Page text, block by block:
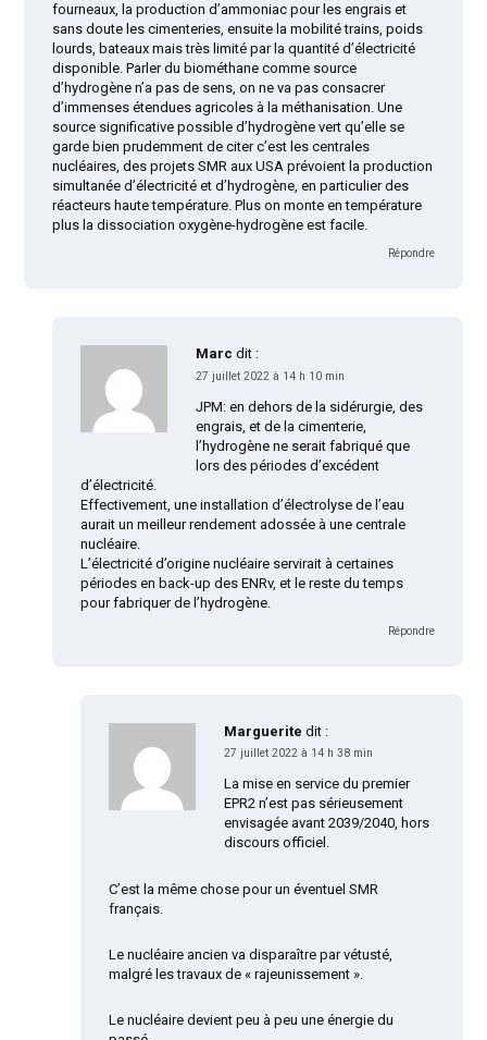
fourneaux, la production d’ammoniac pour les engrais et
sans doute les cimenteries, ensuite la mobilité trains, poids
lourds, bateaux mais très limité par la quantité d’électricité
disponible. Parler du biométhane comme source
d’hydrogène n’a pas de sens, on ne va pas consacrer
d’immenses étendues agricoles à la méthanisation. Une
source significative possible d’hydrogène vert qu’elle se
garde bien prudemment de citer c’est les centrales
nucléaires, des projets SMR aux USA prévoient la production
simultanée d’électricité et d’hydrogène, en particulier des
réacteurs haute température. Plus on monte en température
plus la dissociation oxygène-hydrogène est facile.
Répondre
Marc dit :
27 juillet 2022 à 14 h 10 min
JPM: en dehors de la sidérurgie, des
engrais, et de la cimenterie,
l’hydrogène ne serait fabriqué que
lors des périodes d’excédent
d’électricité.
Effectivement, une installation d’électrolyse de l’eau
aurait un meilleur rendement adossée à une centrale
nucléaire.
L’électricité d’origine nucléaire servirait à certaines
périodes en back-up des ENRv, et le reste du temps
pour fabriquer de l’hydrogène.
Répondre
Marguerite dit :
27 juillet 2022 à 14 h 38 min
La mise en service du premier
EPR2 n’est pas sérieusement
envisagée avant 2039/2040, hors
discours officiel.
C’est la même chose pour un éventuel SMR
français.
Le nucléaire ancien va disparaître par vétusté,
malgré les travaux de « rajeunissement ».
Le nucléaire devient peu à peu une énergie du